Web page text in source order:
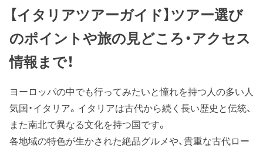
【イタリアツアーガイド】ツアー選び
のポイントや旅の見どころ・アクセス
情報まで！
ヨーロッパの中でも行ってみたいと憧れを持つ人の多い人
気国・イタリア。イタリアは古代から続く長い歴史と伝統、
また南北で異なる文化を持つ国です。
各地域の特色が生かされた絶品グルメや、貴重な古代ロー